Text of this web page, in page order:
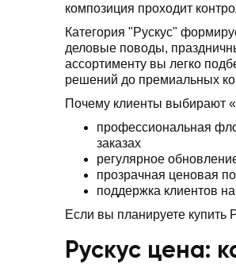
композиция проходит
Категория "Рускус"
деловые поводы,
ассортименту вы легко
решений до премиальных
Почему клиенты выбирают
профессиональная
заказах
регулярное
прозрачная ценовая
поддержка клиентов
Если вы планируете купить
Рускус цена: